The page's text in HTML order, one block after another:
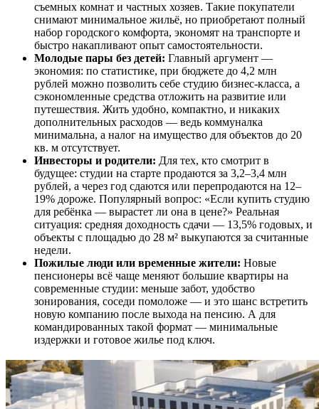
съемных комнат и частных хозяев. Такие покупатели
снимают минимальное жильё, но приобретают полный
набор городского комфорта, экономят на транспорте и
быстро накапливают опыт самостоятельности.
Молодые пары без детей: Главный аргумент —
экономия: по статистике, при бюджете до 4,2 млн
рублей можно позволить себе студию бизнес-класса, а
сэкономленные средства отложить на развитие или
путешествия. Жить удобно, компактно, и никаких
дополнительных расходов — ведь коммуналка
минимальна, а налог на имущество для объектов до 20
кв. м отсутствует.
Инвесторы и родители: Для тех, кто смотрит в
будущее: студии на старте продаются за 3,2–3,4 млн
рублей, а через год сдаются или перепродаются на 12–
19% дороже. Популярный вопрос: «Если купить студию
для ребёнка — вырастет ли она в цене?» Реальная
ситуация: средняя доходность сдачи — 13,5% годовых, и
объекты с площадью до 28 м² выкупаются за считанные
недели.
Пожилые люди или временные жители: Новые
пенсионеры всё чаще меняют большие квартиры на
современные студии: меньше забот, удобство
зонирования, соседи помоложе — и это шанс встретить
новую компанию после выхода на пенсию. А для
командированных такой формат — минимальные
издержки и готовое жилье под ключ.